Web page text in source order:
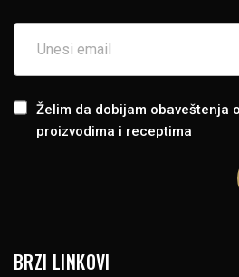
BRZI LINKOVI
Želim da dobijam obaveštenja
proizvodima i receptima